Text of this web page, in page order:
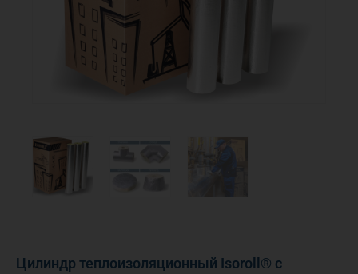
Цилиндр теплоизоляционный Isoroll® с